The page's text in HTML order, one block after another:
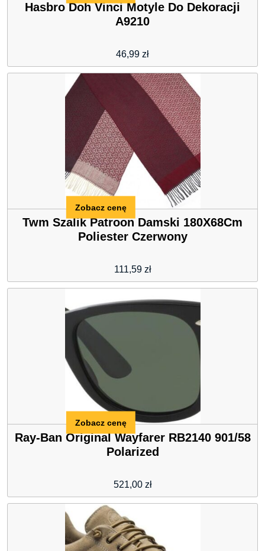
Hasbro Doh Vinci Motyle Do Dekoracji
A9210
46,99 zł
Twm Szalik Patroon Damski 180X68Cm
Poliester Czerwony
111,59 zł
Zobacz cenę
Ray-Ban Original Wayfarer RB2140 901/58
Polarized
521,00 zł
Zobacz cenę